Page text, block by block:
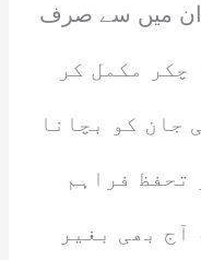
ان میں سے صرف
چکر مکمل کر
جان کو بچانا
تحفظ فراہم
بھی بغیر